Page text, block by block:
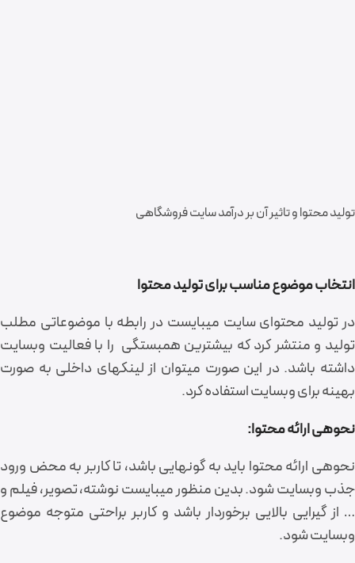
تولید محتوا و تاثیر آن بر درآمد سایت فروشگاهی
انتخاب موضوع مناسب برای تولید محتوا
در تولید محتوای سایت می‎بایست در رابطه با موضوعاتی مطلب
تولید و منتشر کرد که بیشترین همبستگی را با فعالیت وب‎سایت
داشته باشد. در این صورت می‎توان از لینکهای داخلی به صورت
بهینه برای وب‎سایت استفاده کرد.
نحوه‎ی ارائه محتوا:
نحوه‎ی ارائه محتوا باید به گونه‎ایی باشد، تا کاربر به محض ورود
جذب وب‎سایت شود. بدین منظور می‎بایست نوشته، تصویر، فیلم و
… از گیرایی بالایی برخوردار باشد و کاربر براحتی متوجه موضوع
وب‎سایت شود.